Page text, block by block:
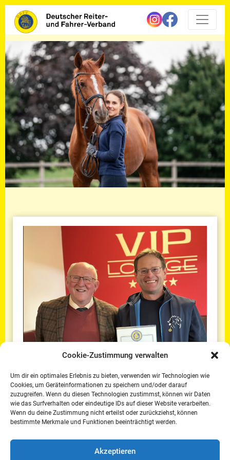
Cookie-Zustimmung verwalten
Um dir ein optimales Erlebnis zu bieten, verwenden wir Technologien wie
Cookies, um Geräteinformationen zu speichern und/oder darauf
zuzugreifen. Wenn du diesen Technologien zustimmst, können wir Daten
wie das Surfverhalten oder eindeutige IDs auf dieser Website verarbeiten.
Wenn du deine Zustimmung nicht erteilst oder zurückziehst, können
bestimmte Merkmale und Funktionen beeinträchtigt werden.
Akzeptieren
15. Oktober 2025
Engagement an der Basis: Bertram Gold
geehrt